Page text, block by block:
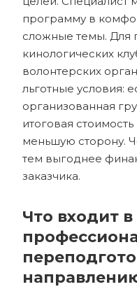
программу в
сложные темы. Для
кинологических
волонтерских
льготные условия:
организованная
итоговая
меньшую сторону.
тем выгоднее
заказчика.
Что входит в